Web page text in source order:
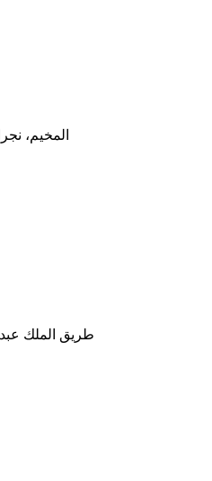
3596، المخيم، نجران 66252 6631،
طريق الملك عبد العزيز،